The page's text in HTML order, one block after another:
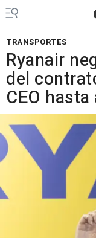
TRANSPORTES
Ryanair
del
CEO